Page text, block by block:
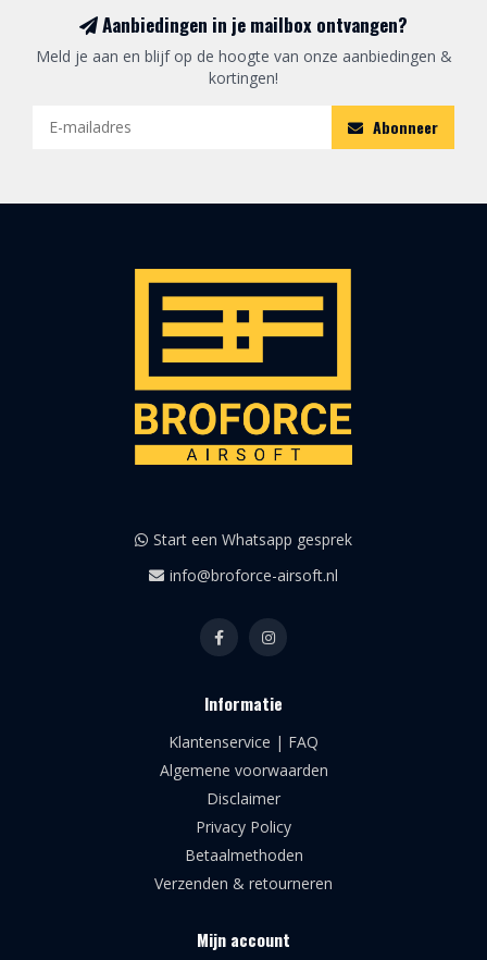
Aanbiedingen in je mailbox ontvangen?
Meld je aan en blijf op de hoogte van onze aanbiedingen &
kortingen!
Abonneer
Start een Whatsapp gesprek
info@broforce-airsoft.nl
Informatie
Klantenservice | FAQ
Algemene voorwaarden
Disclaimer
Privacy Policy
Betaalmethoden
Verzenden & retourneren
Mijn account